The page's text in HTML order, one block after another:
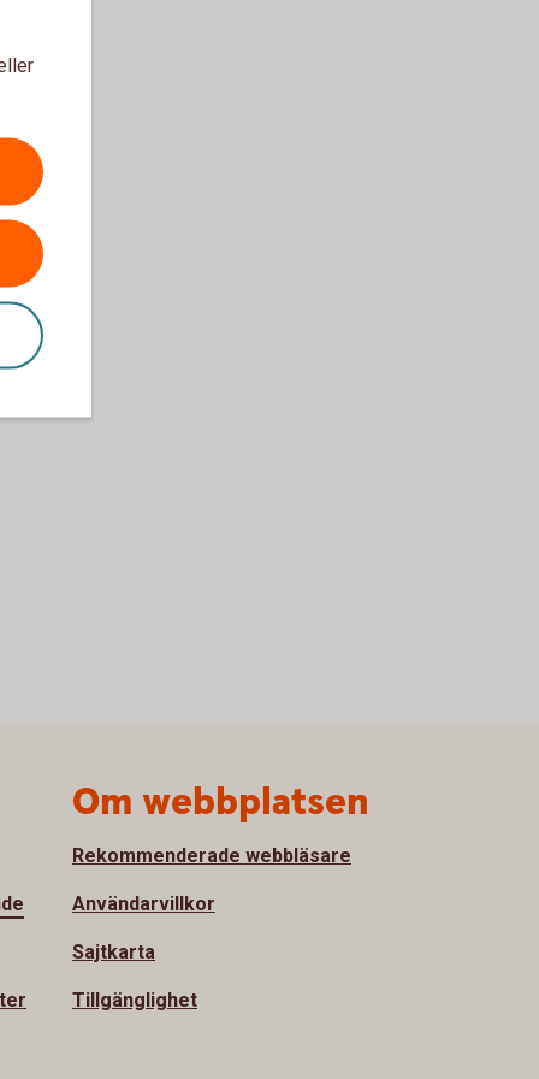
Om webbplatsen
Rekommenderade webbläsare
Användarvillkor
Sajtkarta
Tillgänglighet